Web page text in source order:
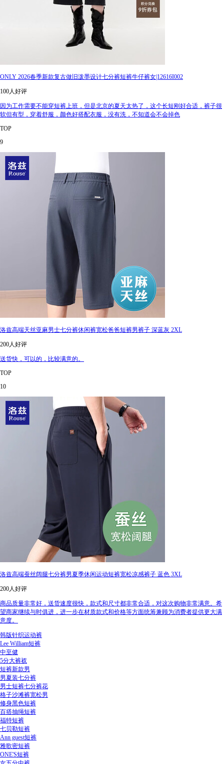
ONLY 2026春季新款复古做旧泼墨设计七分裤短裤牛仔裤女|12616I002
100人好评
因为工作需要不能穿短裤上班，但是北京的夏天太热了，这个长短刚好合适，裤子很
软但有型，穿着舒服，颜色好搭配衣服，没有洗，不知道会不会掉色
TOP
9
洛兹高端天丝亚麻男士七分裤休闲裤宽松爸爸短裤男裤子 深蓝灰 2XL
200人好评
送货快，可以的，比较满意的。
TOP
10
洛兹高端蚕丝阔腿七分裤男夏季休闲运动短裤宽松凉感裤子 蓝色 3XL
200人好评
商品质量非常好，送货速度很快，款式和尺寸都非常合适，对这次购物非常满意。希
望商家继续与时俱进，进一步在材质款式和价格等方面统筹兼顾为消费者提供更大满
意度。
韩版针织运动裤
Lee William短裤
中至健
5分大裤衩
短裤新款男
男夏装七分裤
男士短裤七分裤花
格子沙滩裤宽松男
修身黑色短裤
百搭抽绳短裤
福特短裤
七贝勒短裤
Ann guest短裤
雅歌密短裤
ONE'S短裤